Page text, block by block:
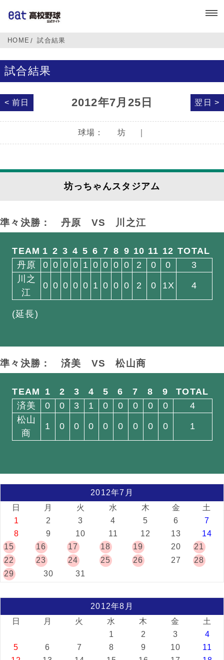
HOME 試合結果
試合結果
< 前日 2012年7月25日 翌日 >
球場： 坊
坊っちゃんスタジアム
準々決勝： 丹原 VS 川之江
TEAM 1 2 3 4 5 6 7 8 9 10 11 12 TOTAL
丹原
0 0 0 0 1 0 0 0 0 2 0 0
3
川之
江
0 0 0 0 0 1 0 0 0 2 0 1X 4
(延長)
準々決勝： 済美 VS 松山商
TEAM 1 2 3 4 5 6 7 8 9
TOTAL
済美
0 0 3 1 0 0 0 0 0
4
松山
商
1 0 0 0 0 0 0 0 0 1
2012年7月
日
月 火 水 木 金
土
1
2 3 4 5 6
7
8
9 10 11 12 13
14
15
16 17 18 19 20
21
22
23 24 25 26 27
28
29
30 31
2012年8月
日
月 火 水 木 金
土
1
2 3
4
5
6 7 8 9 10
11